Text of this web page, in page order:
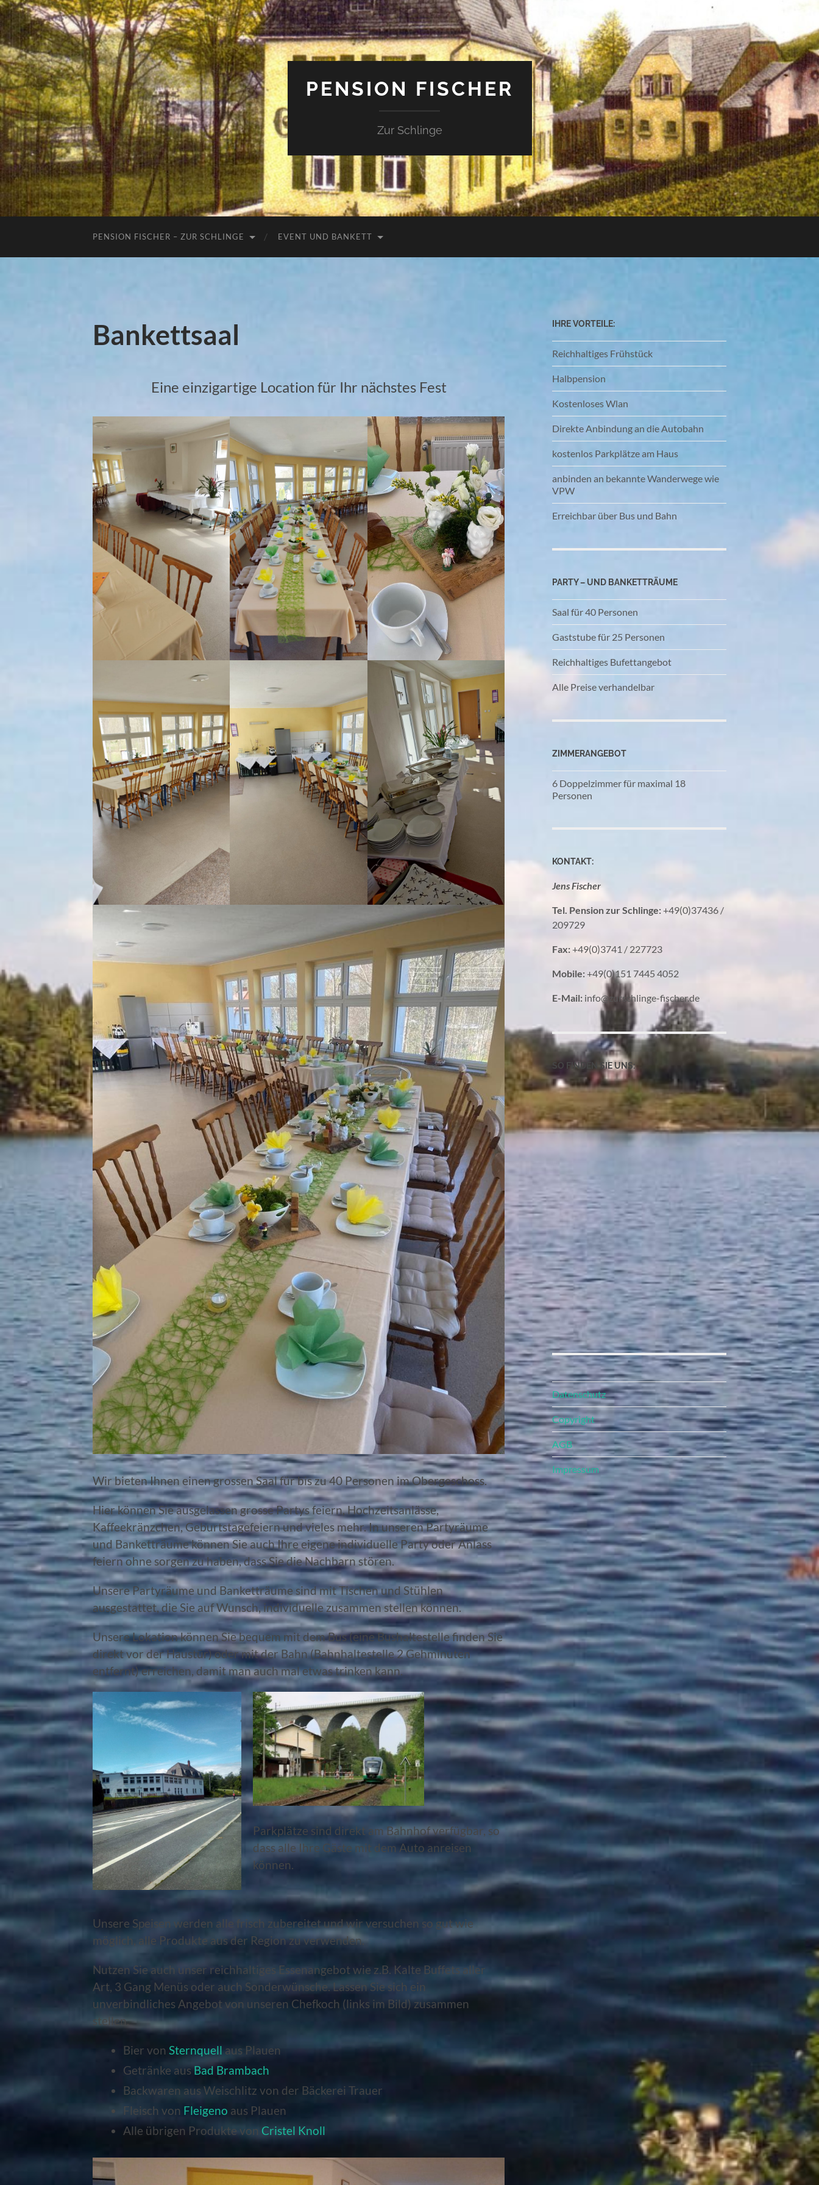
PENSION FISCHER
Zur Schlinge
PENSION FISCHER – ZUR SCHLINGE EVENT UND BANKETT
Bankettsaal
Eine einzigartige Location für Ihr nächstes Fest
Wir bieten Ihnen einen grossen Saal für bis zu 40 Personen im Obergeschoss.
Hier können Sie ausgelassen grosse Partys feiern, Hochzeitsanlässe,
Kaffeekränzchen, Geburtstagefeiern und vieles mehr. In unseren Partyräume
und Banketträume können Sie auch Ihre eigene individuelle Party oder Anlass
feiern ohne sorgen zu haben, dass Sie die Nachbarn stören.
Unsere Partyräume und Banketträume sind mit Tischen und Stühlen
ausgestattet, die Sie auf Wunsch, individuelle zusammen stellen können.
Unsere Lokation können Sie bequem mit dem Bus (eine Bushaltestelle finden Sie
direkt vor der Haustür) oder mit der Bahn (Bahnhaltestelle 2 Gehminuten
entfernt) erreichen, damit man auch mal etwas trinken kann.
Parkplätze sind direkt am Bahnhof verfügbar, so
dass alle Ihre Gäste mit dem Auto anreisen
können.
Unsere Speisen werden alle frisch zubereitet und wir versuchen so gut wie
möglich, alle Produkte aus der Region zu verwenden.
Nutzen Sie auch unser reichhaltiges Essenangebot wie z.B. Kalte Buffets aller
Art, 3 Gang Menüs oder auch Sonderwünsche. Lassen Sie sich ein
unverbindliches Angebot von unseren Chefkoch (links im Bild) zusammen
stellen.
Bier von Sternquellaus Plauen
Getränke ausBad Brambach
Backwaren aus Weischlitz von der Bäckerei Trauer
Fleisch von Fleigeno aus Plauen
Alle übrigen Produkte von Cristel Knoll
IHRE VORTEILE:
Reichhaltiges Frühstück
Halbpension
Kostenloses Wlan
Direkte Anbindung an die Autobahn
kostenlos Parkplätze am Haus
anbinden an bekannte Wanderwege wie
VPW
Erreichbar über Bus und Bahn
PARTY – UND BANKETTRÄUME
Saal für 40 Personen
Gaststube für 25 Personen
Reichhaltiges Bufettangebot
Alle Preise verhandelbar
ZIMMERANGEBOT
6 Doppelzimmer für maximal 18
Personen
KONTAKT:
Jens Fischer
Tel. Pension zur Schlinge:+49(0)37436 /
209729
Fax:+49(0)3741 / 227723
Mobile:+49(0)151 7445 4052
E-Mail: info@zurschlinge-fischer.de
SO FINDEN SIE UNS:
Datenschutz
Copyright
AGB
Impressum